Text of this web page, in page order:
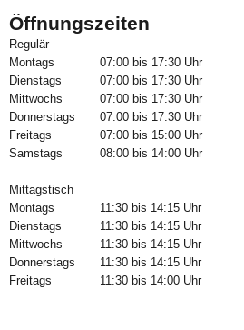
Öffnungszeiten
Regulär
Montags
07:00 bis 17:30 Uhr
Dienstags
07:00 bis 17:30 Uhr
Mittwochs
07:00 bis 17:30 Uhr
Donnerstags
07:00 bis 17:30 Uhr
Freitags
07:00 bis 15:00 Uhr
Samstags
08:00 bis 14:00 Uhr
Mittagstisch
Montags
11:30 bis 14:15 Uhr
Dienstags
11:30 bis 14:15 Uhr
Mittwochs
11:30 bis 14:15 Uhr
Donnerstags
11:30 bis 14:15 Uhr
Freitags
11:30 bis 14:00 Uhr